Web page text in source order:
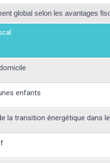
global selon les avantages
enfants
la transition énergétique dans